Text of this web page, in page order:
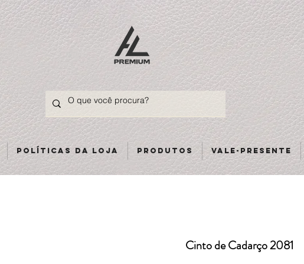
Políticas da loja Produtos Vale-presente
Cinto de Cadarço 2081